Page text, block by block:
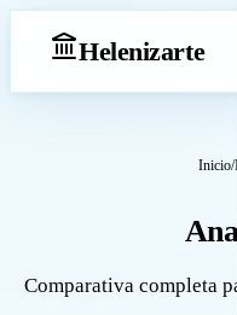
Helenizarte
Inicio/
Comparativa completa